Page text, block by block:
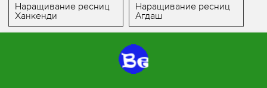
Наращивание ресниц
Ханкенди
Наращивание ресниц
Агдаш